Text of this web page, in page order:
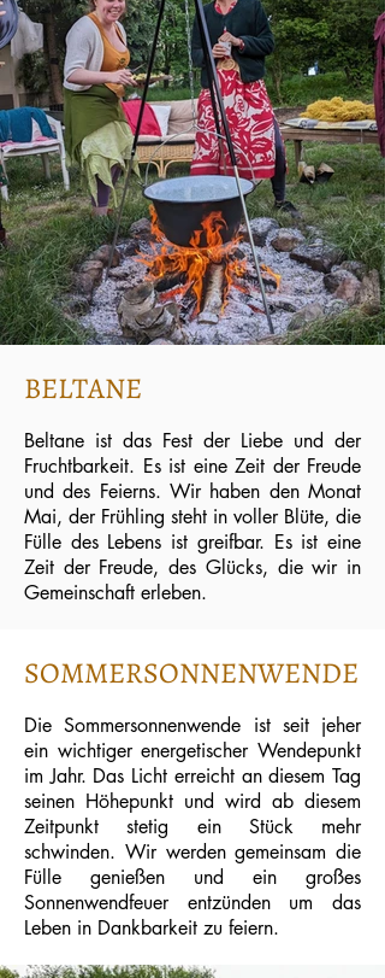
BELTANE
Beltane ist das Fest der Liebe und der
Fruchtbarkeit. Es ist eine Zeit der Freude
und des Feierns. Wir haben den Monat
Mai, der Frühling steht in voller Blüte, die
Fülle des Lebens ist greifbar. Es ist eine
Zeit der Freude, des Glücks, die wir in
Gemeinschaft erleben.
SOMMERSONNENWENDE
Die Sommersonnenwende ist seit jeher
ein wichtiger energetischer Wendepunkt
im Jahr. Das Licht erreicht an diesem Tag
seinen Höhepunkt und wird ab diesem
Zeitpunkt stetig ein Stück mehr
schwinden. Wir werden gemeinsam die
Fülle genießen und ein großes
Sonnenwendfeuer entzünden um das
Leben in Dankbarkeit zu feiern.